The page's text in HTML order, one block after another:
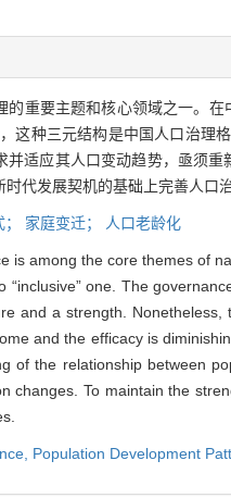
的重要主题和核心领域之一。
这种三元结构是中国人口治理
适应其人口变动趋势，亟须
代发展契机的基础上完善人口
家庭变迁； 人口老龄化
is among the core themes of
“inclusive” one. The
and a strength.
and the efficacy is
of the relationship between
changes. To maintain the
Population Development